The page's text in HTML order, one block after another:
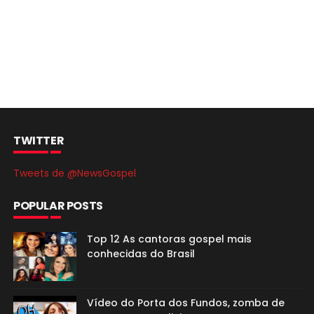
TWITTER
Tweets de @NewsGospel
POPULAR POSTS
Top 12 As cantoras gospel mais
conhecidas do Brasil
Vídeo do Porta dos Fundos, zomba de